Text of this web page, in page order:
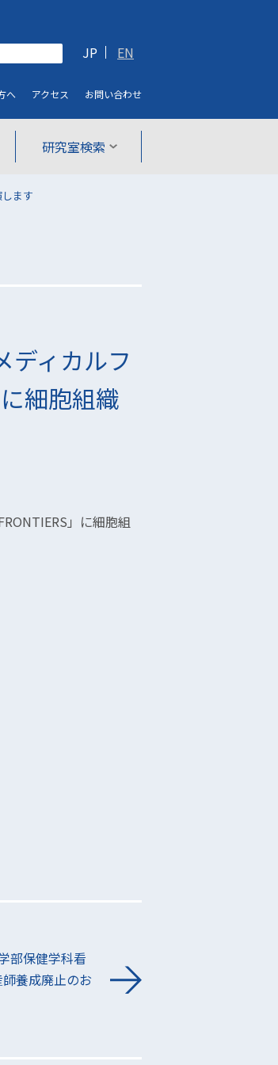
研究室検索
JP EN
へ アクセス お問い合わせ
ます
ディカルフ
細胞組織
」に細胞組
部保健学科看
養成廃止のお